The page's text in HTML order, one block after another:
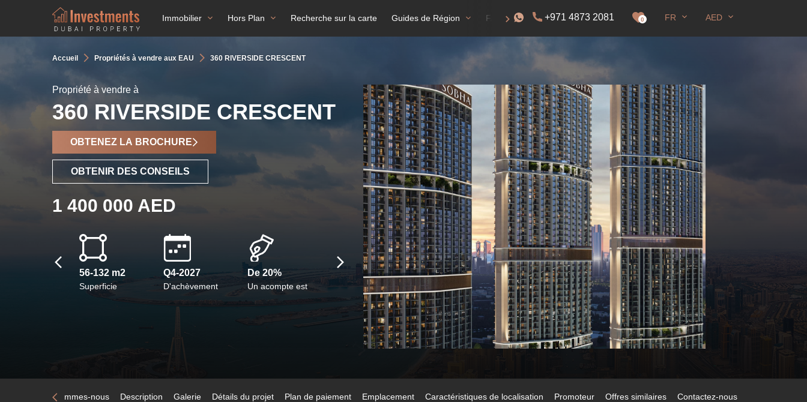
Immobilier Hors Plan Recherche sur la carte Guides de Région FAQ TDS+971 4873 2081 0 FR AED
Accueil Propriétés à vendre aux EAU 360 RIVERSIDE CRESCENT
Propriété à vendre à
360 RIVERSIDE CRESCENT
OBTENEZ LA BROCHURE
OBTENIR DES CONSEILS
1 400 000 AED
56-132 m2
Superficie
Q4-2027
D'achèvement
De 20%
Un acompte est
Projet de 68 étages
Bâtiment
Quartier prestigieux
Qui sommes-nous Description Galerie Détails du projet Plan de paiement Emplacement Caractéristiques de localisation Promoteur Offres similaires Contactez-nous